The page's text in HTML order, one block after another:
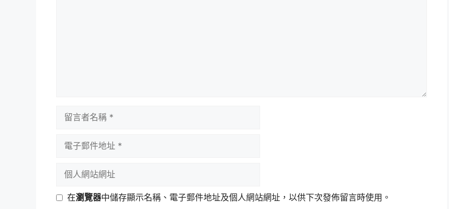
址
網 在瀏覽器中儲存顯示名稱、電子郵件地址及個人網站網址，以供下次發佈留言時使用。